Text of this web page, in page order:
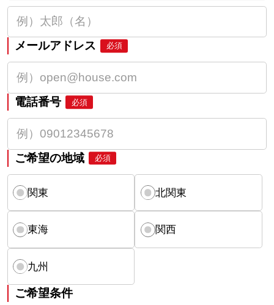
メールアドレス 必須
電話番号 必須
ご希望の地域 必須
関東 北関東
東海 関西
九州
ご希望条件